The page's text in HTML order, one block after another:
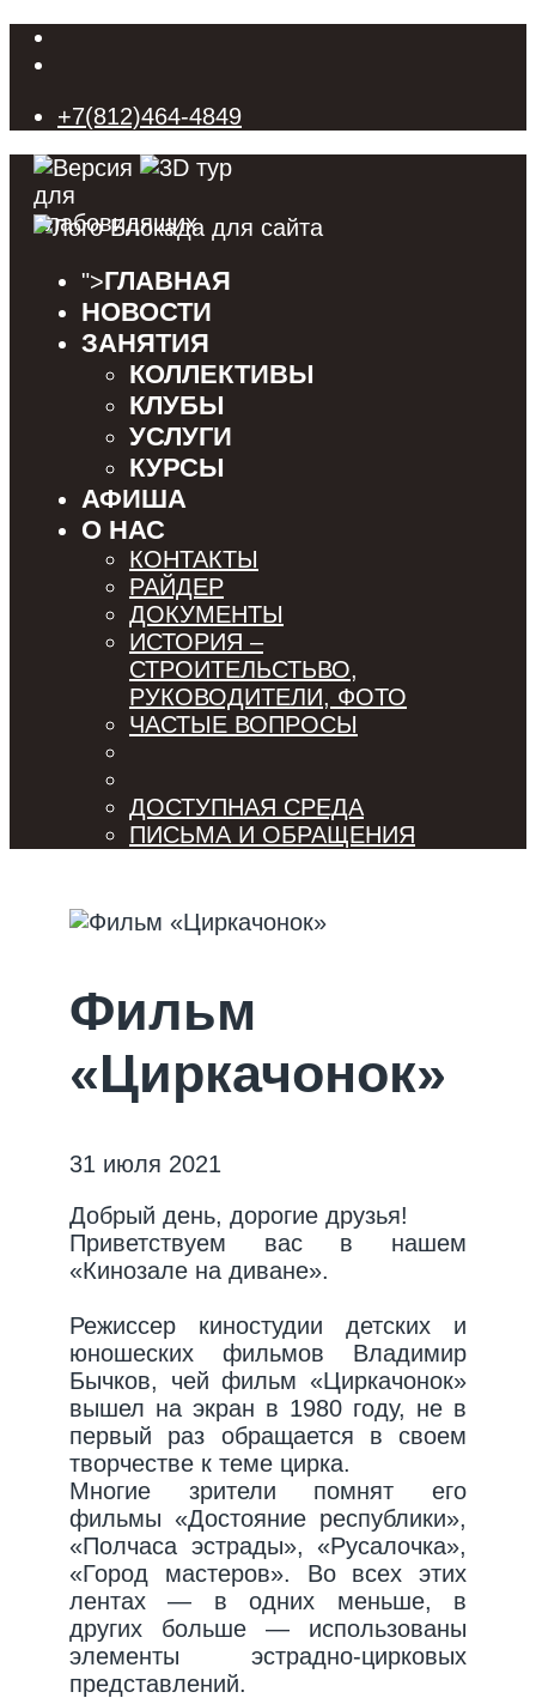
+7(812)464-4849
">ГЛАВНАЯ
НОВОСТИ
ЗАНЯТИЯ
КОЛЛЕКТИВЫ
КЛУБЫ
УСЛУГИ
КУРСЫ
АФИША
О НАС
КОНТАКТЫ
РАЙДЕР
ДОКУМЕНТЫ
ИСТОРИЯ –
СТРОИТЕЛЬСТЬВО,
РУКОВОДИТЕЛИ, ФОТО
ЧАСТЫЕ ВОПРОСЫ
ДОСТУПНАЯ СРЕДА
ПИСЬМА И ОБРАЩЕНИЯ
Фильм
«Циркачонок»
31 июля 2021
Добрый день, дорогие друзья!
Приветствуем вас в нашем
«Кинозале на диване».
Режиссер киностудии детских и
юношеских фильмов Владимир
Бычков, чей фильм «Циркачонок»
вышел на экран в 1980 году, не в
первый раз обращается в своем
творчестве к теме цирка.
Многие зрители помнят его
фильмы «Достояние республики»,
«Полчаса эстрады», «Русалочка»,
«Город мастеров». Во всех этих
лентах — в одних меньше, в
других больше — использованы
элементы эстрадно-цирковых
представлений.